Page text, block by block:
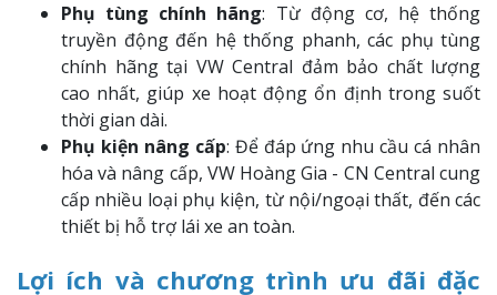
Phụ tùng chính hãng: Từ động cơ, hệ thống
truyền động đến hệ thống phanh, các phụ tùng
chính hãng tại VW Central đảm bảo chất lượng
cao nhất, giúp xe hoạt động ổn định trong suốt
thời gian dài.
Phụ kiện nâng cấp: Để đáp ứng nhu cầu cá nhân
hóa và nâng cấp, VW Hoàng Gia - CN Central cung
cấp nhiều loại phụ kiện, từ nội/ngoại thất, đến các
thiết bị hỗ trợ lái xe an toàn.
Lợi ích và chương trình ưu đãi đặc